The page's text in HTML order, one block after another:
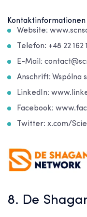
Kontaktinformationen
Website:
Telefon: +48 22 162
E-Mail:
Anschrift: Wspólna
LinkedIn:
Facebook:
Twitter: x.com/
8. De